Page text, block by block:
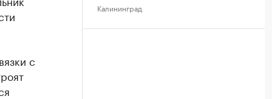
с
Калининград